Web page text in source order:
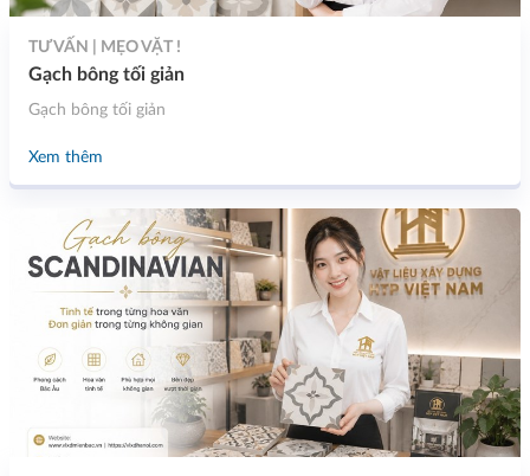
TƯ VẤN | MẸO VẶT !
Gạch bông tối giản
Gạch bông tối giản
Xem thêm